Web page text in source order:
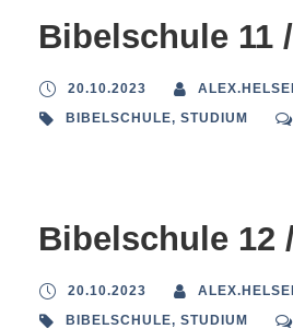
Bibelschule 11
20.10.2023
BIBELSCHULE, STUDIUM
Bibelschule 12
20.10.2023
BIBELSCHULE, STUDIUM